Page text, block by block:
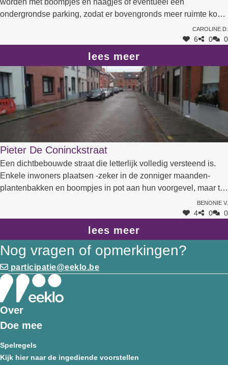
ondergrondse parking, zodat er bovengronds meer ruimte komt
Caroline D.
6 0 0
lees meer
Pieter De Coninckstraat
Een dichtbebouwde straat die letterlijk volledig versteend is.
Enkele inwoners plaatsen -zeker in de zonniger maanden-
plantenbakken en boompjes in pot aan hun voorgevel, maar te
langs de onpare kant is toegelaten, is hier beslist wel een plek
te vinden voor wat openbaar groen, een haagje of enkele
bomen. Dat zou zeker welkom zij. Zelf denken we eraan om na
de volgende schilderbeurt van onze voorgevel, een geveltuin
met klimplant aan te leggen. Maar ook de stad kan onze straat
helpen vergroenen en klimaatrobuuster maken. Op de
straathoeken waar nu vooral foutparkeerders staan, zouden
enkele mooie boompjes een wereld van verschil maken.
Benonie V.
4 0 0
lees meer
Nog vragen of opmerkingen?
participatie@eeklo.be
Over
Doe mee
Spelregels
Kijk hier naar de ingediende voorstellen